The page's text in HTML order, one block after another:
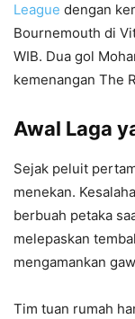
League dengan
Bournemouth di
WIB. Dua gol
kemenangan The
Awal Laga
Sejak peluit
menekan.
berbuah petaka
melepaskan
mengamankan
Tim tuan rumah